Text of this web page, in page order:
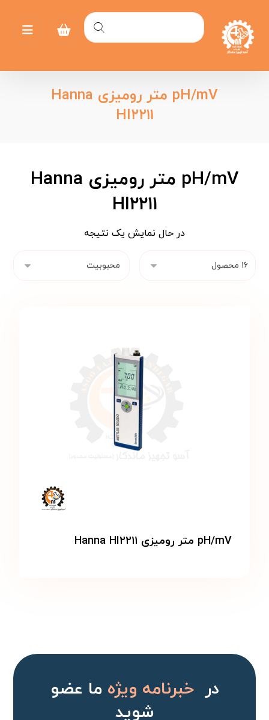
pH/mV متر رومیزی Hanna
HI۲۲۱۱
pH/mV متر رومیزی Hanna
HI۲۲۱۱
در حال نمایش یک نتیجه
pH/mV متر رومیزی Hanna HI۲۲۱۱
درخبرنامه ویژهما عضو
شوید